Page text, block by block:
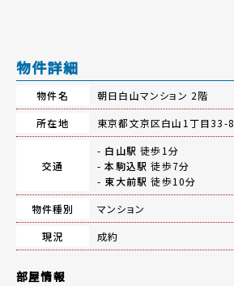
物件詳細
物件名
朝日白山マンション 2階
所在地
東京都文京区白山1丁目33-8
交通
- 白山駅 徒歩1分
-本駒込駅 徒歩7分
- 東大前駅 徒歩10分
物件種別
マンション
現況
成約
部屋情報